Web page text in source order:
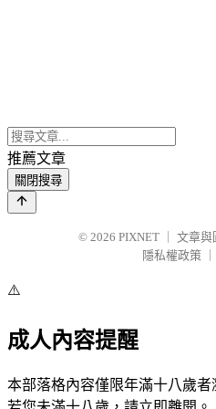
推薦文章
關閉搜尋
© 2026 PIXNET
文章與
隱私權政策
⚠️
成人內容提醒
本部落格內容僅限年滿十八歲者